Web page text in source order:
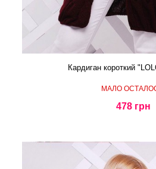
Кардиган короткий
МАЛО
478 грн